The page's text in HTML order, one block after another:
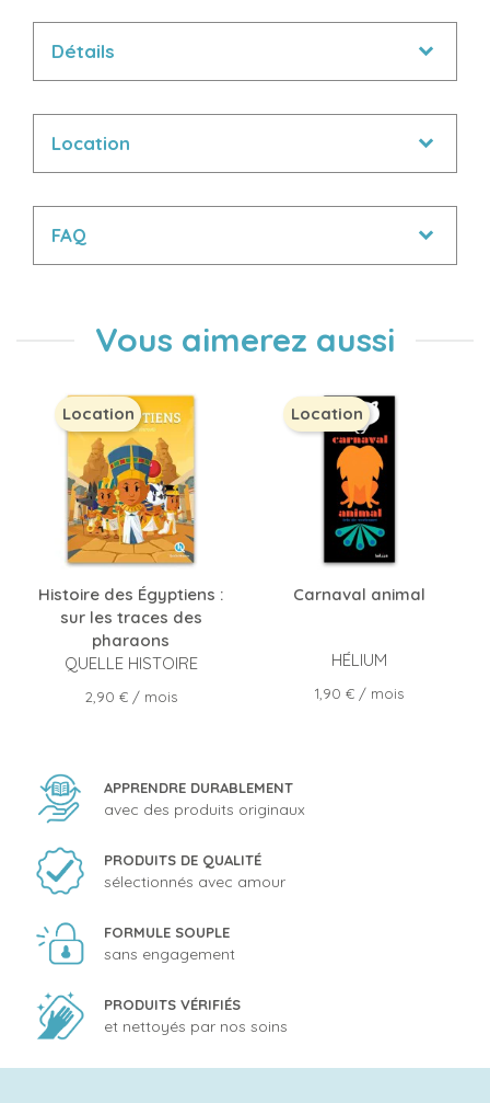
Détails
Location
FAQ
Vous aimerez aussi
Histoire des Égyptiens :
sur les traces des
pharaons
QUELLE HISTOIRE
Prix
2,90 €/ mois
Location
Carnaval animal
HÉLIUM
Prix
1,90 € / mois
Location
APPRENDRE DURABLEMENT
avec des produits originaux
PRODUITS DE QUALITÉ
sélectionnés avec amour
FORMULE SOUPLE
sans engagement
PRODUITS VÉRIFIÉS
et nettoyés par nos soins